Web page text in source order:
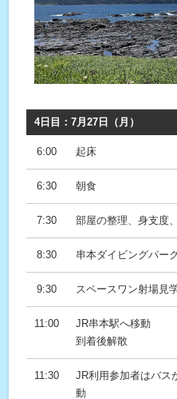
4日目：7月27日（月）
6:00 起床
6:30 朝食
7:30 部屋の整理、身支度
8:30 串本ダイビングパー
9:30 スペースワン射場見
11:00
JR串本駅へ移動
到着後解散
11:30
JR利用参加者はバス
動